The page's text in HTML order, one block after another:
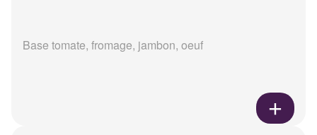
Base tomate, fromage, jambon, oeuf